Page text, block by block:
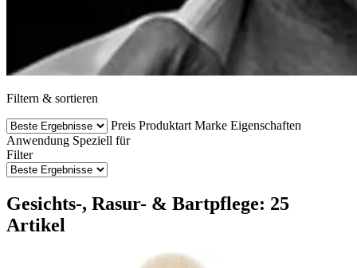
Filtern & sortieren
Preis Produktart Marke Eigenschaften
Anwendung Speziell für
Filter
Gesichts-, Rasur- & Bartpflege: 25
Artikel